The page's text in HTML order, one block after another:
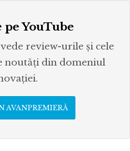
pe YouTube
review-urile și cele
noutăți din domeniul
AVANPREMIERĂ